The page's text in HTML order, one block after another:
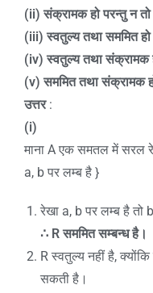
(ii)संक्रामक हो परन्तु न
(iii)स्वतुल्य तथा सममित
(iv)स्वतुल्य तथा संक्रामक
(v)सममित तथा संक्रामक
उत्तर:
(i)
माना A एक समतल में सरल
a, b पर लम्ब है }
रेखा a, b पर लम्ब है तो
∴ Rसममित सम्बन्ध है।
R स्वतुल्य नहीं है,
सकती है।